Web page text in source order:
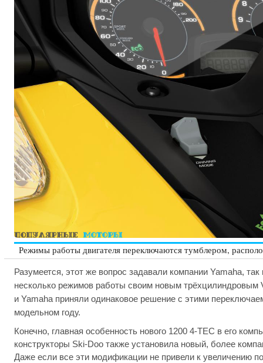
Режимы работы двигателя переключаются тумблером,
Разумеется, этот же вопрос задавали компании Yamaha,
несколько режимов работы своим новым трёхцилиндровым
и Yamaha приняли одинаковое решение с этими
модельном году.
Конечно, главная особенность нового 1200 4-TEC в его
конструкторы Ski-Doo также установила новый, более
Даже если все эти модификации не привели к увеличению